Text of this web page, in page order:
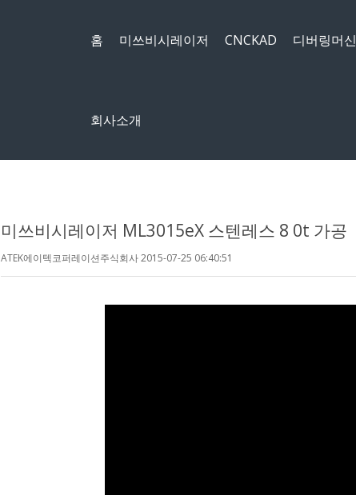
홈 미쓰비시레이저 CNCKAD 디버링머신
회사소개
미쓰비시레이저 ML3015eX 스텐레스 8 0t 가공
ATEK에이텍코퍼레이션주식회사2015-07-25 06:40:51